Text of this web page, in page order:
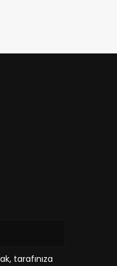
tarafınıza